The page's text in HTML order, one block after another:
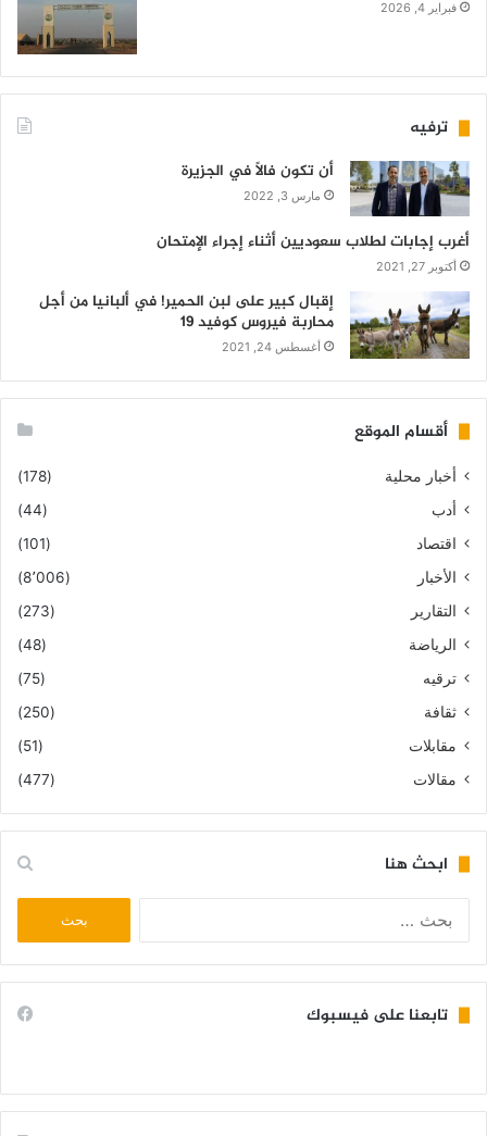
فبراير 4, 2026
ترفيه
أن تكون فالاً في الجزيرة
مارس 3, 2022
أغرب إجابات لطلاب سعوديين أثناء إجراء الإمتحان
أكتوبر 27, 2021
إقبال كبير على لبن الحمير! في ألبانيا من أجل
محاربة فيروس كوفيد 19
أغسطس 24, 2021
أقسام الموقع
أخبار محلية
(178)
أدب
(44)
اقتصاد
(101)
الأخبار
(8٬006)
التقارير
(273)
الرياضة
(48)
ترقيه
(75)
ثقافة
(250)
مقابلات
(51)
مقالات
(477)
ابحث هنا
تابعنا على فيسبوك